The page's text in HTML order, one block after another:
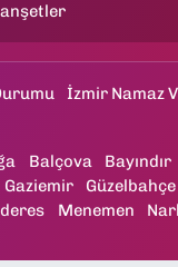
İzmir Namaz
Balçova Bayındır
Gaziemir Güzelbahçe
Menemen